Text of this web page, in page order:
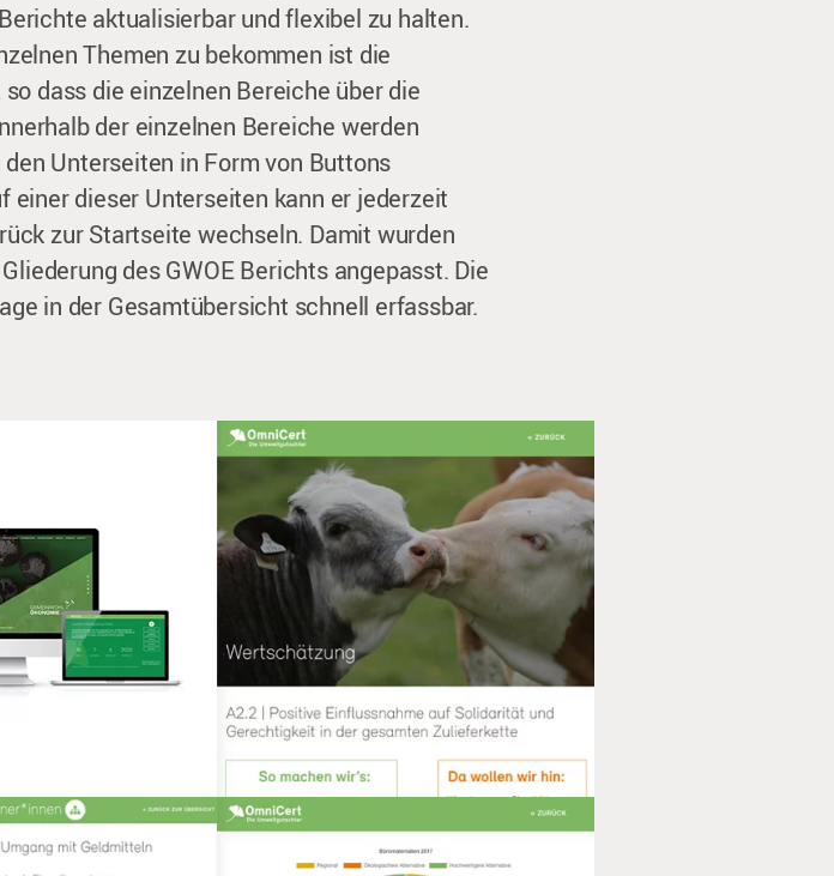
aktualisierbar und flexibel zu halten.
Themen zu bekommen ist die
dass die einzelnen Bereiche über die
der einzelnen Bereiche werden
Unterseiten in Form von Buttons
einer dieser Unterseiten kann er jederzeit
zur Startseite wechseln. Damit wurden
des GWOE Berichts angepasst. Die
in der Gesamtübersicht schnell erfassbar.